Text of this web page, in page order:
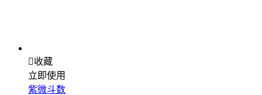
收藏
立即使用
紫微斗数